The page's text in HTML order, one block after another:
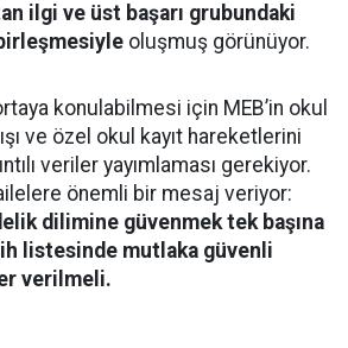
ilgi ve üst başarı grubundaki
oluşmuş görünüyor.
konulabilmesi için MEB’in okul
ve özel okul kayıt hareketlerini
veriler yayımlaması gerekiyor.
önemli bir mesaj veriyor:
dilimine güvenmek tek başına
listesinde mutlaka güvenli
verilmeli.